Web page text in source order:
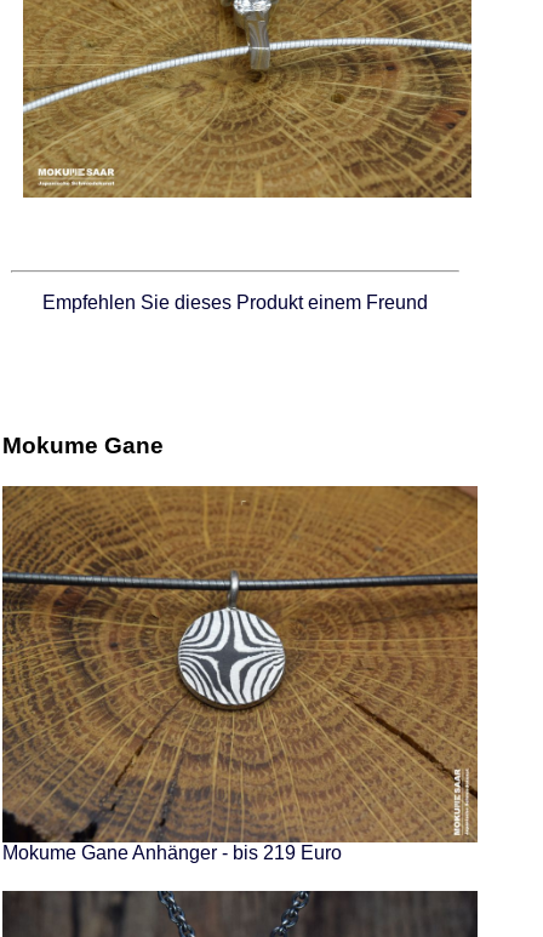
Empfehlen Sie dieses Produkt einem Freund
Mokume Gane
Mokume Gane Anhänger - bis 219 Euro